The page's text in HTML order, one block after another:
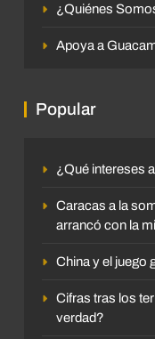
¿Quiénes
Apoya a
Popular
¿Qué intereses
Caracas a la
arrancó con la
China y el juego
Cifras tras los
verdad?